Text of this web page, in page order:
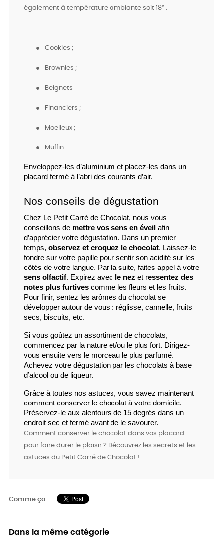
également à température ambiante soit 18° :
● Cookies ;
● Brownies ;
● Beignets
● Financiers ;
● Moelleux ;
● Muffin.
Enveloppez-les d’aluminium et placez-les dans un
placard fermé à l’abri des courants d’air.
Nos conseils de dégustation
Chez Le Petit Carré de Chocolat, nous vous
conseillons de mettre vos sens en éveil afin
d’apprécier votre dégustation. Dans un premier
temps, observez et croquez le chocolat. Laissez-le
fondre sur votre papille pour sentir son acidité sur les
sens olfactif. Expirez avec le nez et ressentez des
notes plus furtives comme les fleurs et les fruits.
Pour finir, sentez les arômes du chocolat se
développer autour de vous : réglisse, cannelle, fruits
secs, biscuits, etc.
Si vous goûtez un assortiment de chocolats,
commencez par la nature et/ou le plus fort. Dirigez-
vous ensuite vers le morceau le plus parfumé.
Achevez votre dégustation par les chocolats à base
d’alcool ou de liqueur.
Grâce à toutes nos astuces, vous savez maintenant
comment conserver le chocolat à votre domicile.
Préservez-le aux alentours de 15 degrés dans un
endroit sec et fermé avant de le savourer.
Comment conserver le chocolat dans vos placard
pour faire durer le plaisir ? Découvrez les secrets et les
astuces du Petit Carré de Chocolat !
Comme ça
Dans la même catégorie